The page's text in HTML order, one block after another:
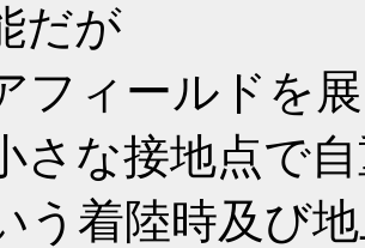
だが
フィールドを
さな接地点で
う着陸時及び